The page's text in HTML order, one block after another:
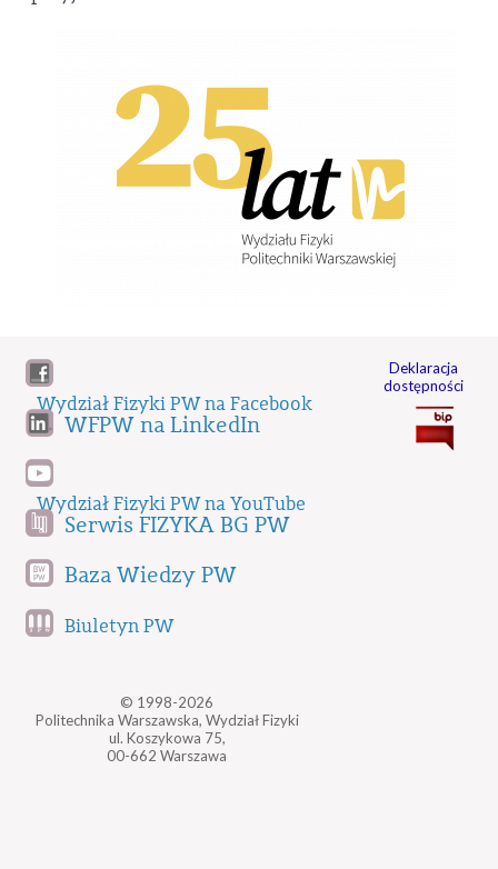
Wydział Fizyki PW na Facebook
WFPW na LinkedIn
Wydział Fizyki PW na YouTube
Serwis FIZYKA BG PW
Baza Wiedzy PW
Biuletyn PW
© 1998-2026
Politechnika Warszawska, Wydział Fizyki
ul. Koszykowa 75,
00-662 Warszawa
Deklaracja
dostępności